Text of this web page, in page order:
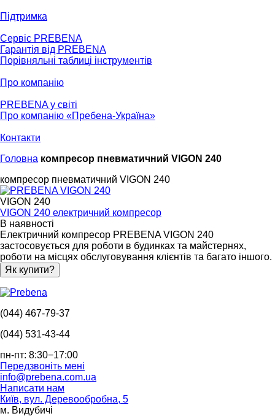
Підтримка
Сервіс PREBENA
Гарантія від PREBENA
Порівняльні таблиці інструментів
Про компанію
PREBENA у світі
Про компанію «Пребена-Україна»
Контакти
Головна компресор пневматичний VIGON 240
компресор пневматичний VIGON 240
VIGON 240
VIGON 240 електричний компресор
В наявності
Електричний компресор PREBENA VIGON 240
застосовується для роботи в будинках та майстернях,
роботи на місцях обслуговування клієнтів та багато іншого.
Як купити?
(044) 467-79-37
(044) 531-43-44
пн-пт: 8:30−17:00
Передзвоніть мені
info@prebena.com.ua
Написати нам
Київ, вул. Деревообробна, 5
м. Видубичі